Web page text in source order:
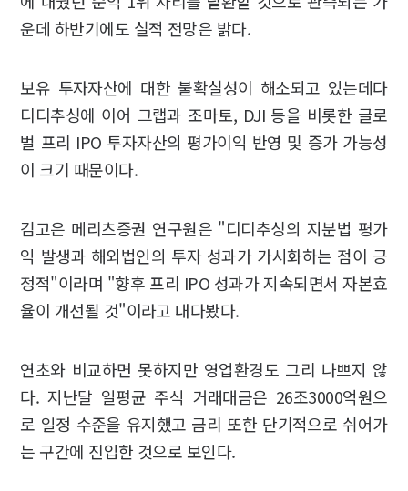
운데 하반기에도 실적 전망은 밝다.
보유 투자자산에 대한 불확실성이 해소되고 있는데다
디디추싱에 이어 그랩과 조마토, DJI 등을 비롯한 글로
벌 프리 IPO 투자자산의 평가이익 반영 및 증가 가능성
이 크기 때문이다.
김고은 메리츠증권 연구원은 "디디추싱의 지분법 평가
익 발생과 해외법인의 투자 성과가 가시화하는 점이 긍
정적"이라며 "향후 프리 IPO 성과가 지속되면서 자본효
율이 개선될 것"이라고 내다봤다.
연초와 비교하면 못하지만 영업환경도 그리 나쁘지 않
다. 지난달 일평균 주식 거래대금은 26조3000억원으
로 일정 수준을 유지했고 금리 또한 단기적으로 쉬어가
는 구간에 진입한 것으로 보인다.